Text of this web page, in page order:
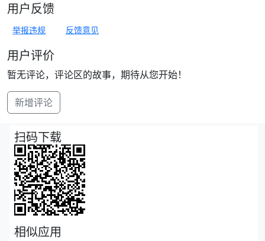
用户反馈
举报违规 反馈意见
用户评价
暂无评论，评论区的故事，期待从您开始！
新增评论
扫码下载
相似应用